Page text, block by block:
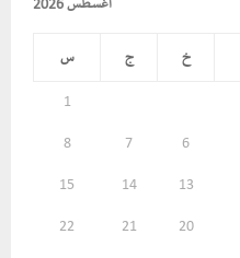
أغسطس 2026
خ ج س
1
6
7
8
13
14
15
20
21
22